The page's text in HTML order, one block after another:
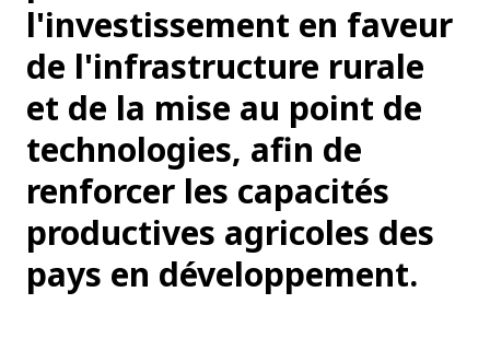
l'investissement en faveur
de l'infrastructure rurale
et de la mise au point de
technologies, afin de
renforcer les capacités
productives agricoles des
pays en développement.